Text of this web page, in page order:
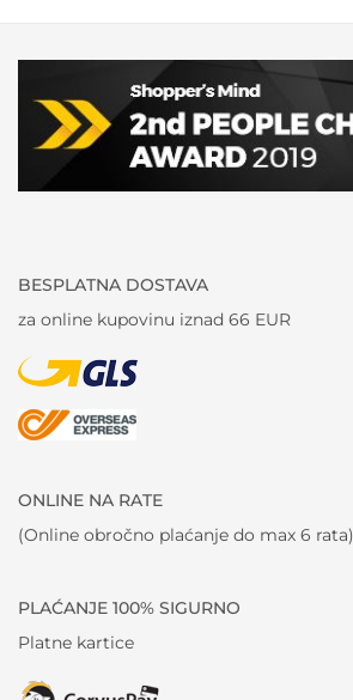
BESPLATNA DOSTAVA
za online kupovinu iznad 66 EUR
ONLINE NA RATE
(Online obročno plaćanje do max 6 rata)
PLAĆANJE 100% SIGURNO
Platne kartice